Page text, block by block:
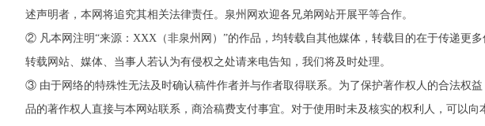
述声明者，本网将追究其相关法律责任。泉州网欢迎各兄弟网站开展平等合作。
② 凡本网注明“来源：XXX（非泉州网）”的作品，均转载自其他媒体，转载目的在于传递更
转载网站、媒体、当事人若认为有侵权之处请来电告知，我们将及时处理。
③ 由于网络的特殊性无法及时确认稿件作者并与作者取得联系。为了保护著作权人的合法权
品的著作权人直接与本网站联系，商洽稿费支付事宜。对于使用时未及核实的权利人，可以